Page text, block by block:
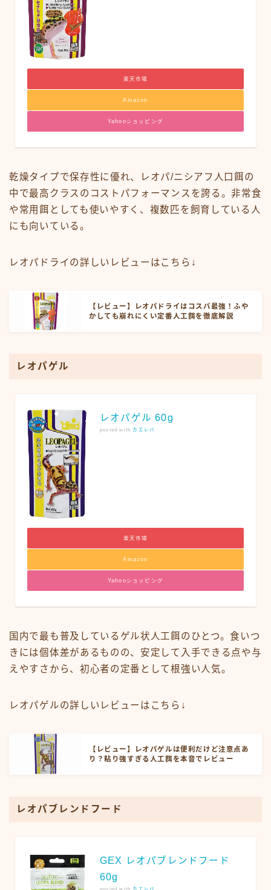
楽天市場
Amazon
Yahooショッピング
乾燥タイプで保存性に優れ、レオパ/ニシアフ人口餌の
中で最高クラスのコストパフォーマンスを誇る。非常食
や常用餌としても使いやすく、複数匹を飼育している人
にも向いている。
レオパドライの詳しいレビューはこちら↓
【レビュー】レオパドライはコスパ最強！ふや
かしても崩れにくい定番人工餌を徹底解説
レオパゲル
レオパゲル 60g
posted with カエレバ
楽天市場
Amazon
Yahooショッピング
国内で最も普及しているゲル状人工餌のひとつ。食いつ
きには個体差があるものの、安定して入手できる点や与
えやすさから、初心者の定番として根強い人気。
レオパゲルの詳しいレビューはこちら↓
【レビュー】レオパゲルは便利だけど注意点あ
り？粘り強すぎる人工餌を本音でレビュー
レオパブレンドフード
GEX レオパブレンドフード
60g
posted with カエレバ